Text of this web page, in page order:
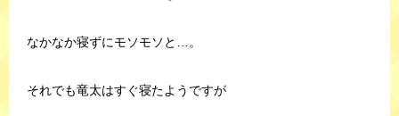
なかなか寝ずにモソモソと…。
それでも竜太はすぐ寝たようですが